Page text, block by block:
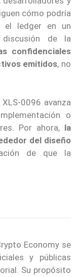
cómo podría
el ledger en un
de la
confidenciales
emitidos, no
0096 avanza
o
Por ahora, la
del diseño
de que la
Economy se
y públicas
Su propósito